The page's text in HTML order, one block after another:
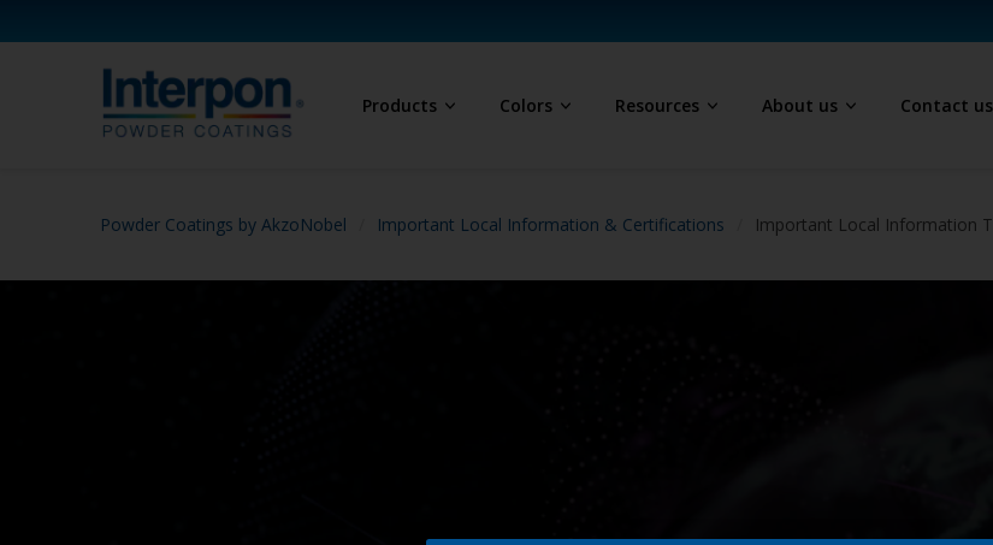
Products Colors Resources About us Contact us
Powder Coatings by AkzoNobel Important Local Information & Certifications Important Local Information